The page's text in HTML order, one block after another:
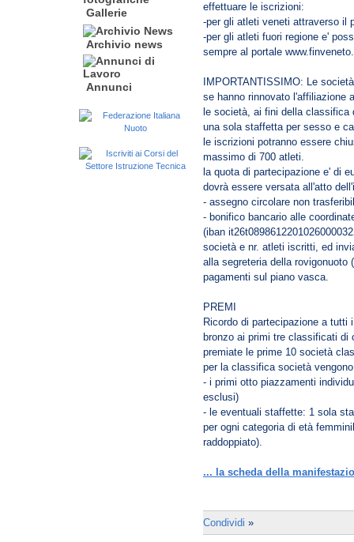
Gallerie
Archivio news
Annunci
effettuare le iscrizioni:
-per gli atleti veneti attraverso il
-per gli atleti fuori regione e'
sempre al portale
IMPORTANTISSIMO: Le
se hanno rinnovato l'affiliazione
le società, ai fini della classifica
una sola staffetta per sesso e
le iscrizioni potranno essere
massimo di 700 atleti.
la quota di partecipazione e' di
dovrà essere versata all'atto
- assegno circolare non
- bonifico bancario alle
(iban
società e nr. atleti iscritti, ed
alla segreteria della rovigonuoto
pagamenti sul piano vasca.
PREMI
Ricordo di partecipazione a tutti
bronzo ai primi tre classificati di
premiate le prime 10 società
per la classifica società
- i primi otto piazzamenti
esclusi)
- le eventuali staffette: 1 sola
per ogni categoria di età
raddoppiato).
... la scheda della
Condividi »